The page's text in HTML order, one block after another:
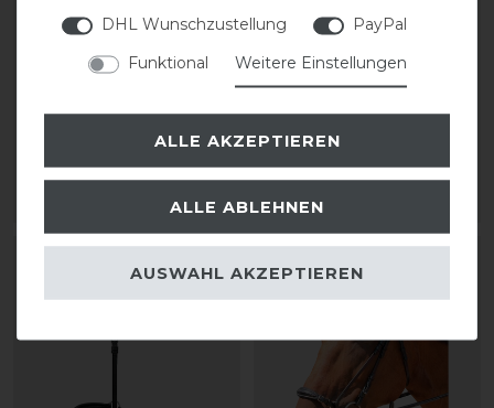
Reithalfter Edelstahl-
ARTIKEL MERKEN
hannoveranischer
ARTIKEL MERKEN
DHL Wunschzustellung
PayPal
Funktional
Weitere Einstellungen
ALLE AKZEPTIEREN
ALLE ABLEHNEN
AUSWAHL AKZEPTIEREN